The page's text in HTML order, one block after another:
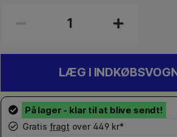
LÆG I
Gratis fragt over 449 kr*